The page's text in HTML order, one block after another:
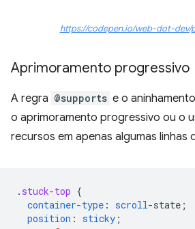
https://codepen.io/web-dot-dev/
Aprimoramento progressivo
A regra @supports e o
o aprimoramento progressivo ou o
recursos em apenas algumas linhas
. stuck-top {
container-type : scroll-state ;
position : sticky ;